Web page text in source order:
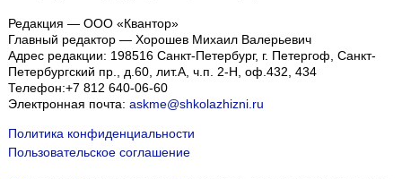
Редакция — ООО «Квантор»
Главный редактор — Хорошев Михаил Валерьевич
Адрес редакции: 198516 Санкт-Петербург, г. Петергоф, Санкт-
Петербургский пр., д.60, лит.А, ч.п. 2-Н, оф.432, 434
Телефон:+7 812 640-06-60
Электронная почта: askme@shkolazhizni.ru
Политика конфиденциальности
Пользовательское соглашение